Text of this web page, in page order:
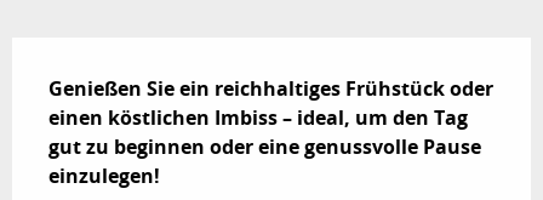
Genießen Sie ein reichhaltiges Frühstück oder
einen köstlichen Imbiss – ideal, um den Tag
gut zu beginnen oder eine genussvolle Pause
einzulegen!